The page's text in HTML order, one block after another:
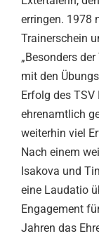
erringen. 1978
Trainerschein
„Besonders
mit den
Erfolg des
ehrenamtlich
weiterhin viel
Nach einem
Isakova und
eine Laudatio
Engagement
Jahren das